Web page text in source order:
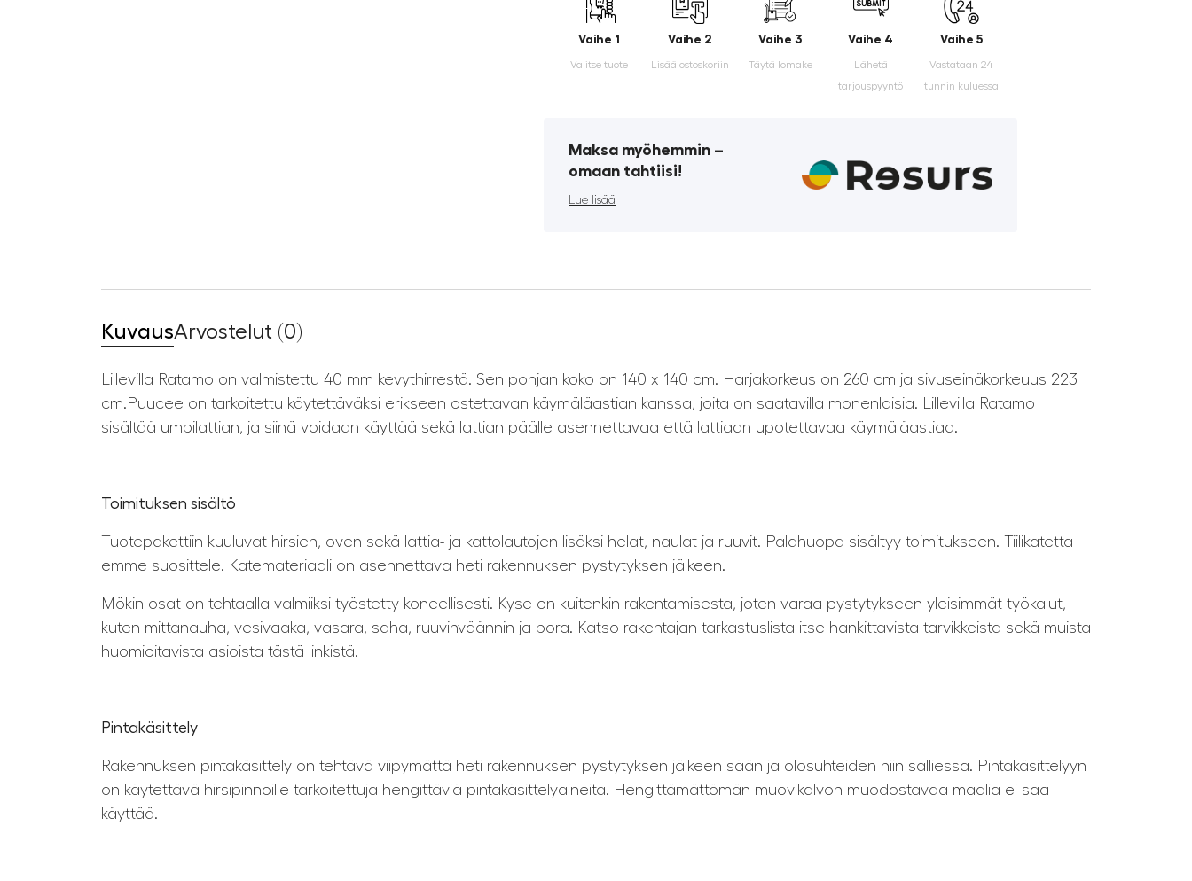
Vaihe 1
Valitse tuote
Vaihe 2
Lisää ostoskoriin
Vaihe 3
Täytä lomake
Vaihe 4
Lähetä
tarjouspyyntö
Vaihe 5
Vastataan 24
tunnin kuluessa
Maksa myöhemmin ­–
omaan tahtiisi!
Lue lisää
KuvausArvostelut (0)
Lillevilla Ratamo on valmistettu 40 mm kevythirrestä. Sen pohjan koko on 140 x 140 cm. Harjakorkeus on 260 cm ja sivuseinäkorkeuus 223
cm.Puucee on tarkoitettu käytettäväksi erikseen ostettavan käymäläastian kanssa, joita on saatavilla monenlaisia. Lillevilla Ratamo
sisältää umpilattian, ja siinä voidaan käyttää sekä lattian päälle asennettavaa että lattiaan upotettavaa käymäläastiaa.
Toimituksen sisältö
Tuotepakettiin kuuluvat hirsien, oven sekä lattia- ja kattolautojen lisäksi helat, naulat ja ruuvit. Palahuopa sisältyy toimitukseen. Tiilikatetta
emme suosittele. Katemateriaali on asennettava heti rakennuksen pystytyksen jälkeen.
Mökin osat on tehtaalla valmiiksi työstetty koneellisesti. Kyse on kuitenkin rakentamisesta, joten varaa pystytykseen yleisimmät työkalut,
kuten mittanauha, vesivaaka, vasara, saha, ruuvinväännin ja pora. Katso rakentajan tarkastuslista itse hankittavista tarvikkeista sekä muista
huomioitavista asioista tästä linkistä.
Pintakäsittely
Rakennuksen pintakäsittely on tehtävä viipymättä heti rakennuksen pystytyksen jälkeen sään ja olosuhteiden niin salliessa. Pintakäsittelyyn
on käytettävä hirsipinnoille tarkoitettuja hengittäviä pintakäsittelyaineita. Hengittämättömän muovikalvon muodostavaa maalia ei saa
käyttää.